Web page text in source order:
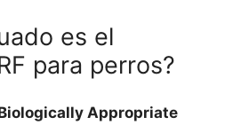
es el
para perros?
Appropriate